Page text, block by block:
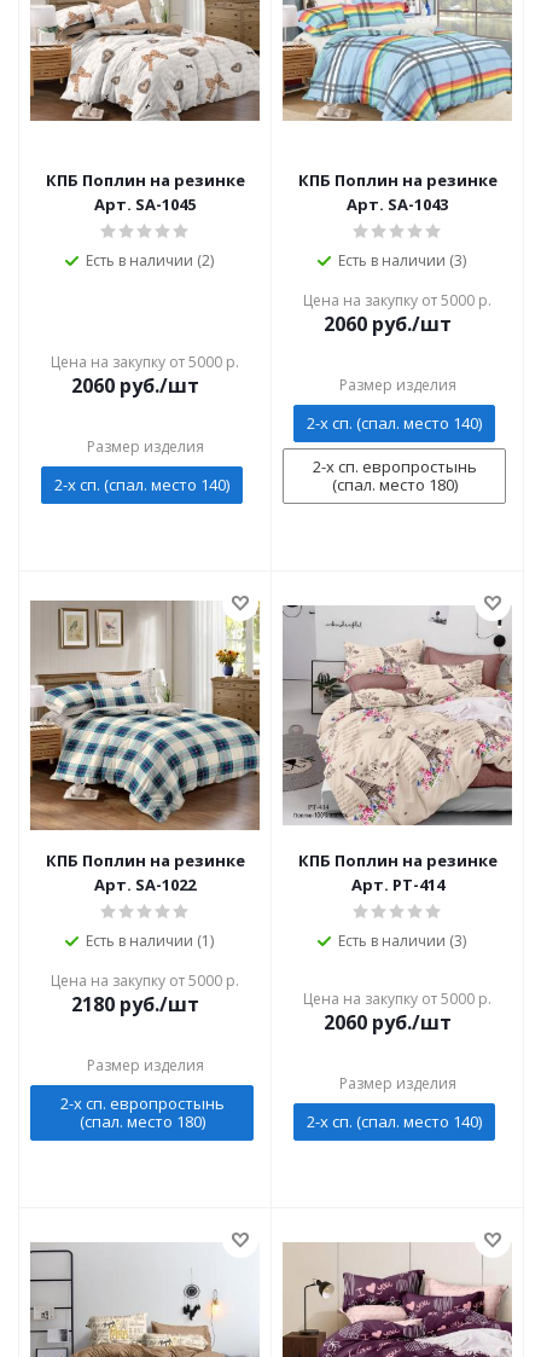
КПБ Поплин на резинке
Арт. SA-1045
Есть в наличии (2)
Цена на закупку от 5000 р.
2060 руб./шт
Размер изделия
2-х сп. (спал. место 140)
КПБ Поплин на резинке
Арт. SA-1043
Есть в наличии (3)
Цена на закупку от 5000 р.
2060 руб./шт
Размер изделия
2-х сп. (спал. место 140)
2-х сп. европростынь
(спал. место 180)
КПБ Поплин на резинке
Арт. SA-1022
Есть в наличии (1)
Цена на закупку от 5000 р.
2180 руб./шт
Размер изделия
2-х сп. европростынь
(спал. место 180)
КПБ Поплин на резинке
Арт. PT-414
Есть в наличии (3)
Цена на закупку от 5000 р.
2060 руб./шт
Размер изделия
2-х сп. (спал. место 140)